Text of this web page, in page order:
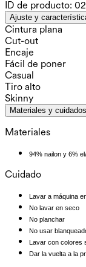
ID de producto:
Ajuste y
Cintura plana
Cut-out
Encaje
Fácil de poner
Casual
Tiro alto
Skinny
Materiales y cuidados
Materiales
94% nailon y 6%
Cuidado
Lavar a máquina
No lavar en seco
No planchar
No usar
Lavar con colores
Dar la vuelta a la